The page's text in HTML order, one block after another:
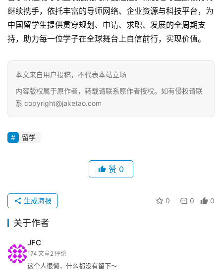
继续携手，依托丰富的导师网络、企业资源与科技平台，为
中国留学生提供贯穿规划、申请、求职、发展的全周期支
持，助力每一位学子在全球舞台上自信前行，实现价值。
本文来自用户投稿，不代表本站立场
内容版权属于原作者，转载请联系原作者授权。如有侵权请联
系 copyright@jaketao.com
留学
赞 0
0 0 0
生成海报
关于作者
JFC
174 文章2评论
这个人很懒，什么都没有留下～